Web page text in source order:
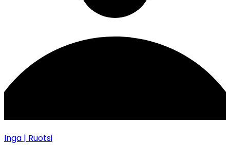
Inga | Ruotsi